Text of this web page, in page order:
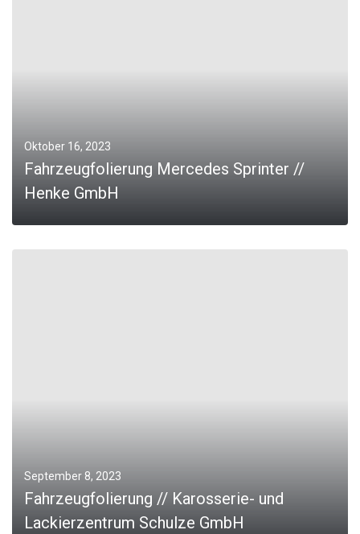
Oktober 16, 2023
Fahrzeugfolierung Mercedes Sprinter //
Henke GmbH
September 8, 2023
Fahrzeugfolierung // Karosserie- und
Lackierzentrum Schulze GmbH